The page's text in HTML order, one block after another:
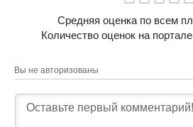
Средняя оценка по всем
Количество оценок на
Вы не авторизованы